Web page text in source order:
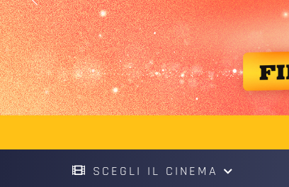
SCEGLI IL CINEMA